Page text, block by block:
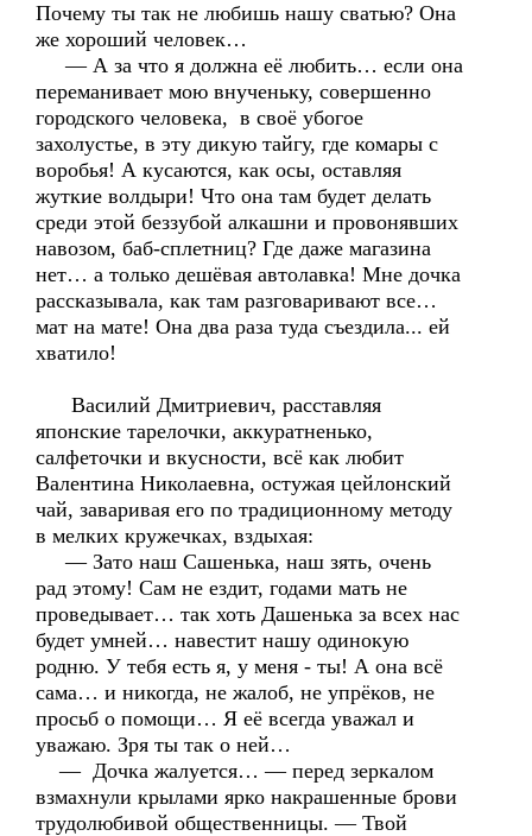
Почему ты так не любишь нашу сватью? Она
же хороший человек…
— А за что я должна её любить… если она
переманивает мою внученьку, совершенно
городского человека, в своё убогое
захолустье, в эту дикую тайгу, где комары с
воробья! А кусаются, как осы, оставляя
жуткие волдыри! Что она там будет делать
среди этой беззубой алкашни и провонявших
навозом, баб-сплетниц? Где даже магазина
нет… а только дешёвая автолавка! Мне дочка
рассказывала, как там разговаривают все…
мат на мате! Она два раза туда съездила... ей
хватило!
Василий Дмитриевич, расставляя
японские тарелочки, аккуратненько,
салфеточки и вкусности, всё как любит
Валентина Николаевна, остужая цейлонский
чай, заваривая его по традиционному методу
в мелких кружечках, вздыхая:
— Зато наш Сашенька, наш зять, очень
рад этому! Сам не ездит, годами мать не
проведывает… так хоть Дашенька за всех нас
будет умней… навестит нашу одинокую
родню. У тебя есть я, у меня - ты! А она всё
сама… и никогда, не жалоб, не упрёков, не
просьб о помощи… Я её всегда уважал и
уважаю. Зря ты так о ней…
— Дочка жалуется… — перед зеркалом
взмахнули крылами ярко накрашенные брови
трудолюбивой общественницы. — Твой